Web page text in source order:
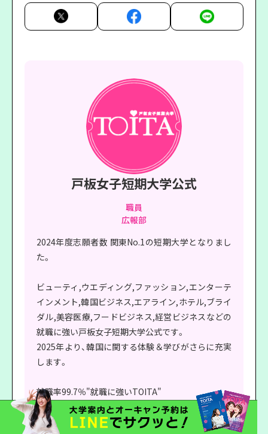
戸板女子短期大学公式
職員
広報部
2024年度志願者数 関東No.1の短期大学となりまし
た。
ビューティ,ウエディング,ファッション,エンターテ
インメント,韓国ビジネス,エアライン,ホテル,ブライ
ダル,美容医療,フードビジネス,経営ビジネスなどの
就職に強い戸板女子短期大学公式です。
2025年より、韓国に関する体験＆学びがさらに充実
します。
就職率99.7％"就職に強いTOITA"
日頃の戸板女子短期大学のニュースやイベントなど
をお知らせします。